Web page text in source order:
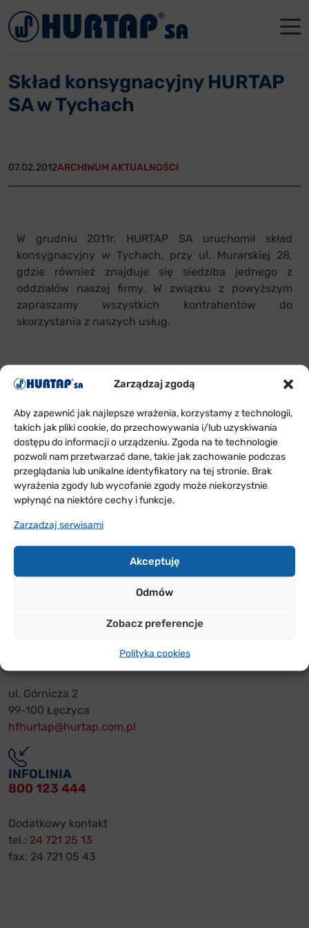
Zarządzaj zgodą
Aby zapewnić jak najlepsze wrażenia, korzystamy z technologii,
takich jak pliki cookie, do przechowywania i/lub uzyskiwania
dostępu do informacji o urządzeniu. Zgoda na te technologie
pozwoli nam przetwarzać dane, takie jak zachowanie podczas
przeglądania lub unikalne identyfikatory na tej stronie. Brak
wyrażenia zgody lub wycofanie zgody może niekorzystnie
wpłynąć na niektóre cechy i funkcje.
Zarządzaj serwisami
Akceptuję
Odmów
Zobacz preferencje
Polityka cookies
Skład konsygnacyjny HURTAP
SA w Tychach
07.02.2012ARCHIWUM AKTUALNOŚCI
W grudniu 2011r. HURTAP SA uruchomił skład
konsygnacyjny w Tychach, przy ul. Murarskiej 28,
gdzie również znajduje się siedziba jednego z
oddziałów naszej firmy. W związku z powyższym
zapraszamy wszystkich kontrahentów do
skorzystania z naszych usług.
W POLSCE
Sprawdź w jakich rejonach Polski jesteśmy i skontaktuj
się z nami
FORMULARZE
ul. Górnicza 2
99-100 Łęczyca
hfhurtap@hurtap.com.pl
INFOLINIA
800 123 444
Dodatkowy kontakt
tel.: 24 721 25 13
fax: 24 721 05 43
Menu
Aktualności
Reklamacje
Kontakt
Władze
Dla
Dla
Gdańsk